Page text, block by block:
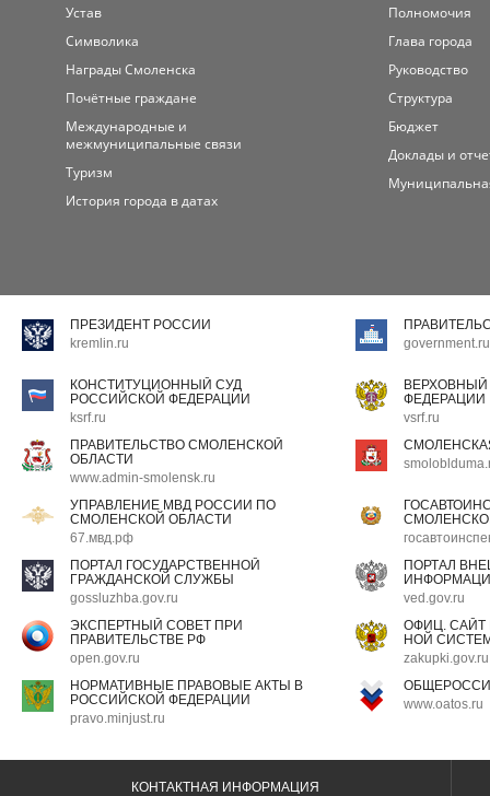
Устав
Символика
Награды Смоленска
Почётные граждане
Международные и
межмуниципальные связи
Туризм
История города в датах
Полномочия
Глава города
Руководство
Структура
Бюджет
Доклады и
ПРЕЗИДЕНТ РОССИИ
kremlin.ru
government.ru
КОНСТИТУЦИОННЫЙ СУД
РОССИЙСКОЙ ФЕДЕРАЦИИ
ksrf.ru
ФЕДЕРАЦИИ
vsrf.ru
ПРАВИТЕЛЬСТВО СМОЛЕНСКОЙ
ОБЛАСТИ
www.admin-smolensk.ru
УПРАВЛЕНИЕ МВД РОССИИ ПО
СМОЛЕНСКОЙ ОБЛАСТИ
67.мвд.рф
ПОРТАЛ ГОСУДАРСТВЕННОЙ
ГРАЖДАНСКОЙ СЛУЖБЫ
gossluzhba.gov.ru
ПОРТАЛ
ved.gov.ru
ЭКСПЕРТНЫЙ СОВЕТ ПРИ
ПРАВИТЕЛЬСТВЕ РФ
open.gov.ru
ОФИЦ.
НОЙ
zakupki.gov.ru
НОРМАТИВНЫЕ ПРАВОВЫЕ АКТЫ В
РОССИЙСКОЙ ФЕДЕРАЦИИ
pravo.minjust.ru
www.oatos.ru
КОНТАКТНАЯ ИНФОРМАЦИЯ